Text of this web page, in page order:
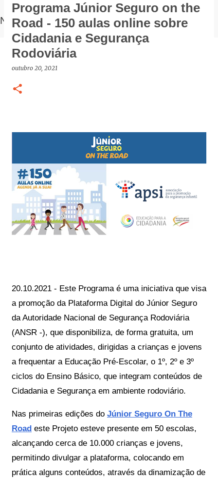
NOTÍCIAS
Programa Júnior Seguro on the
Road - 150 aulas online sobre
Cidadania e Segurança
Rodoviária
outubro 20, 2021
20.10.2021 - Este Programa é uma iniciativa que visa
a promoção da Plataforma Digital do Júnior Seguro
da Autoridade Nacional de Segurança Rodoviária
(ANSR -), que disponibiliza, de forma gratuita, um
conjunto de atividades, dirigidas a crianças e jovens
a frequentar a Educação Pré-Escolar, o 1º, 2º e 3º
ciclos do Ensino Básico, que integram conteúdos de
Cidadania e Segurança em ambiente rodoviário.
Nas primeiras edições do Júnior Seguro On The
Road este Projeto esteve presente em 50 escolas,
alcançando cerca de 10.000 crianças e jovens,
permitindo divulgar a plataforma, colocando em
prática alguns conteúdos, através da dinamização de